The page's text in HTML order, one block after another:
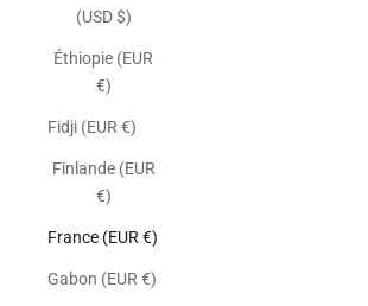
(USD $)
Éthiopie (EUR
€)
Fidji (EUR €)
Finlande (EUR
€)
France (EUR €)
Gabon (EUR €)